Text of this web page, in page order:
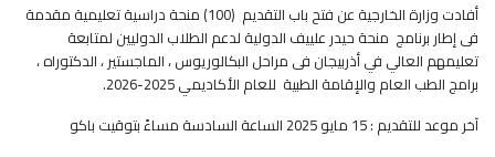
أفادت وزارة الخارجية عن فتح باب التقديم (100) منحة دراسية تعليمية مقدمة
فى إطار برنامج منحة حيدر علييف الدولية لدعم الطلاب الدوليين لمتابعة
تعليمهم العالي في أذربيجان فى مراحل البكالوريوس ، الماجستير ، الدكتوراه ،
برامج الطب العام والإقامة الطبية للعام الأكاديمي 2025-2026.
آخر موعد للتقديم : 15 مايو 2025 الساعة السادسة مساءً بتوقيت باكو